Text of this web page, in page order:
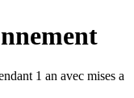
1 an avec mises a